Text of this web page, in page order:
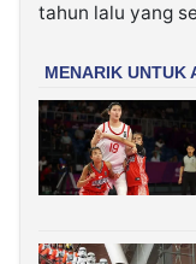
tahun lalu yang